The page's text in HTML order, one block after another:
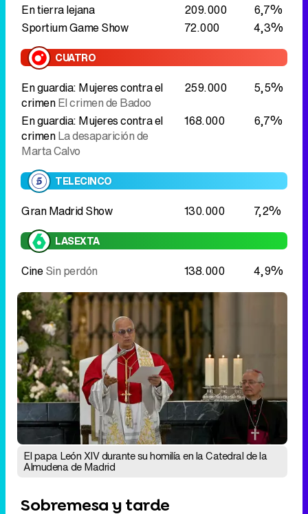
En tierra lejana 209.000
6,7%
Sportium Game Show
72.000 4,3%
CUATRO
En guardia: Mujeres contra el
crimenEl crimen de Badoo
259.000
5,5%
En guardia: Mujeres contra el
crimenLa desaparición de
Marta Calvo
168.000 6,7%
TELECINCO
Gran Madrid Show 130.000 7,2%
LASEXTA
CineSin perdón 138.000 4,9%
El papa León XIV durante su homilía en la Catedral de la
Almudena de Madrid
Sobremesa y tarde